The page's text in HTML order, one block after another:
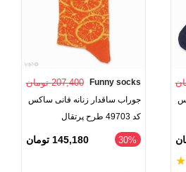
★
Funny socks 207,400 تومان
جوراب ساقدار زنانه فانی ساکس
کد 49703 طرح پرتقال
‎30% 145,180 تومان